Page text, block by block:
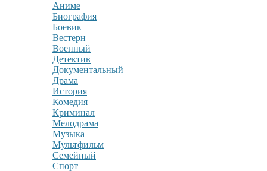
Аниме
Биография
Боевик
Вестерн
Военный
Детектив
Документальный
Драма
История
Комедия
Криминал
Мелодрама
Музыка
Мультфильм
Семейный
Спорт